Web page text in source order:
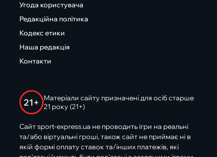
Угода користувача
Редакційна політика
Кодекс етики
Наша редакція
Контакти
21+
Матеріали сайту призначені для осіб старше
21 року (21+)
Сайт sport-express.ua не проводить ігри на реальні
та/або віртуальні гроші, також сайт не приймає ні в
якій формі оплату ставок та/інших платежів, які